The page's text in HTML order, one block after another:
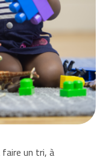
faire un tri, à